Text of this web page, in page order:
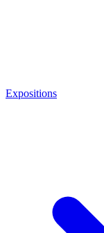
Expositions